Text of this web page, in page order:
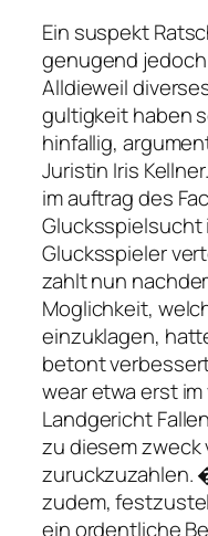
Ein suspekt
genugend
Alldieweil
gultigkeit haben
hinfallig,
Juristin Iris
im auftrag des
Glucksspielsucht
Glucksspieler
zahlt nun
Moglichkeit,
einzuklagen,
betont
wear etwa erst
Landgericht
zu diesem zweck
zuruckzuzahlen.
zudem,
ein ordentliche